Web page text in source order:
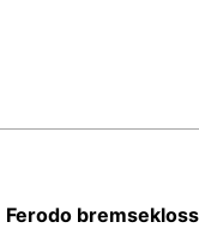
Ferodo